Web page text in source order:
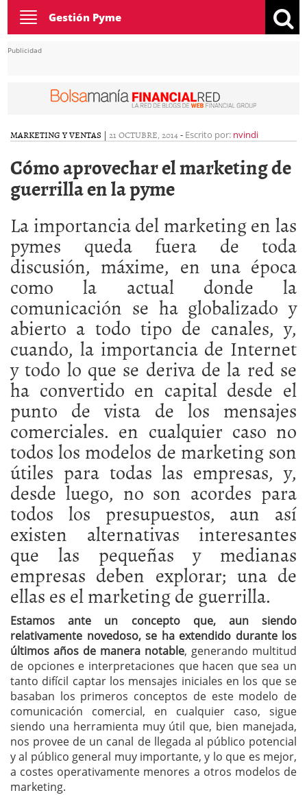
Toggle
navigation
Gestión Pyme
Publicidad
MARKETING Y VENTAS | 21 OCTUBRE, 2014- Escrito por: nvindi
Cómo aprovechar el marketing de
guerrilla en la pyme
La importancia del marketing en las
pymes queda fuera de toda
discusión, máxime, en una época
como la actual donde la
comunicación se ha globalizado y
abierto a todo tipo de canales, y,
cuando, la importancia de Internet
y todo lo que se deriva de la red se
ha convertido en capital desde el
punto de vista de los mensajes
comerciales. en cualquier caso no
todos los modelos de marketing son
útiles para todas las empresas, y,
desde luego, no son acordes para
todos los presupuestos, aun así
existen alternativas interesantes
que las pequeñas y medianas
empresas deben explorar; una de
ellas es el marketing de guerrilla.
Estamos ante un concepto que, aun siendo
relativamente novedoso, se ha extendido durante los
últimos años de manera notable, generando multitud
de opciones e interpretaciones que hacen que sea un
tanto difícil captar los mensajes iniciales en los que se
basaban los primeros conceptos de este modelo de
comunicación comercial, en cualquier caso, sigue
siendo una herramienta muy útil que, bien manejada,
nos provee de un canal de llegada al público potencial
y al público general muy importante, y lo que es mejor,
a costes operativamente menores a otros modelos de
marketing.